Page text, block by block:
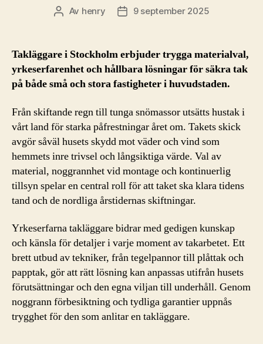
Inläggsförfattare
Av henry Inläggsdatum
9 september 2025
Takläggare i Stockholm erbjuder trygga materialval,
yrkeserfarenhet och hållbara lösningar för säkra tak
på både små och stora fastigheter i huvudstaden.
Från skiftande regn till tunga snömassor utsätts hustak i
vårt land för starka påfrestningar året om. Takets skick
avgör såväl husets skydd mot väder och vind som
hemmets inre trivsel och långsiktiga värde. Val av
material, noggrannhet vid montage och kontinuerlig
tillsyn spelar en central roll för att taket ska klara tidens
tand och de nordliga årstidernas skiftningar.
Yrkeserfarna takläggare bidrar med gedigen kunskap
och känsla för detaljer i varje moment av takarbetet. Ett
brett utbud av tekniker, från tegelpannor till plåttak och
papptak, gör att rätt lösning kan anpassas utifrån husets
förutsättningar och den egna viljan till underhåll. Genom
noggrann förbesiktning och tydliga garantier uppnås
trygghet för den som anlitar en takläggare.